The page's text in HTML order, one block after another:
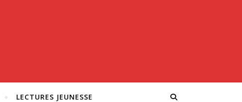
LECTURES JEUNESSE